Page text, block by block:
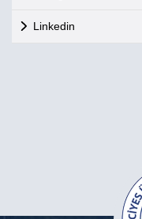
Linkedin